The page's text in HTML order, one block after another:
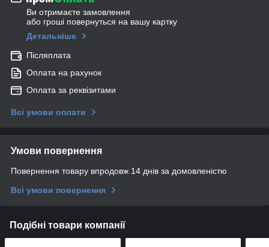
Ви отримаєте замовлення
або гроші повернуться на вашу картку
Детальніше
Післяплата
Оплата на рахунок
Оплата за реквізитами
Всі умови оплати
Умови повернення
Повернення товару впродовж 14 днів за домовленістю
Всі умови повернення
Подібні товари компанії